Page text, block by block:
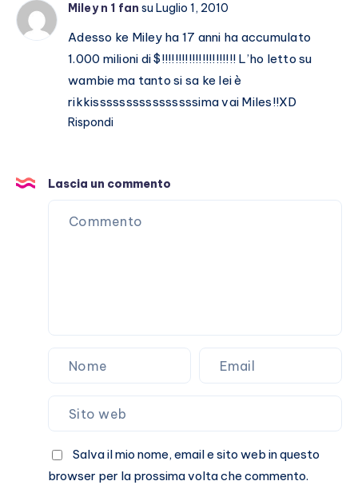
Miley n 1 fan su Luglio 1, 2010
Adesso ke Miley ha 17 anni ha accumulato
1.000 milioni di $!!!!!!!!!!!!!!!!!!!!!! L’ho letto su
wambie ma tanto si sa ke lei è
rikkissssssssssssssssima vai Miles!!XD
Rispondi
Lascia un commento
Salva il mio nome, email e sito web in questo
browser per la prossima volta che commento.